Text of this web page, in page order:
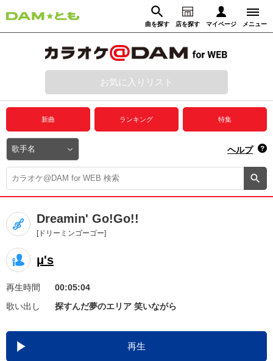
曲を探す 店を探す マイページ メニュー
動画からさがす 録音からさがす
ログイン
プレミアムサービス
DAM★とも動画
DAM★とも録音
カラオケ＠DAM
ユーザー検索
キャンペーン
お知らせ よくあるご質問
DAMの新曲・ランキングなど
カラオケ最新情報をチェック！
お気に入りリスト
新曲 ランキング 特集
ヘルプ
Dreamin' Go!Go!!
[ドリーミンゴーゴー]
μ's
再生時間
00:05:04
歌い出し
探すんだ夢のエリア 笑いながら
再生